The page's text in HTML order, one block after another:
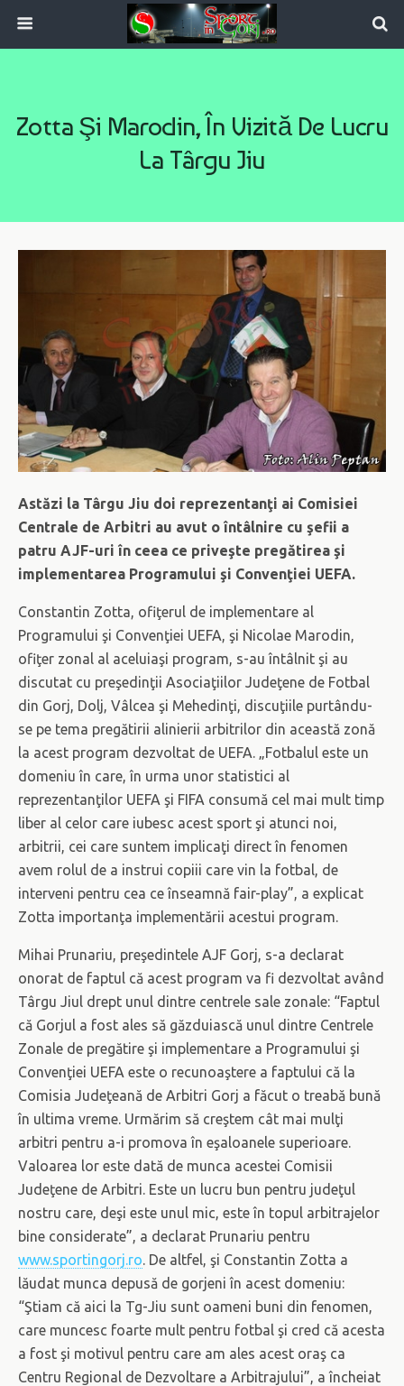
Zotta Şi Marodin, În Vizită De Lucru
La Târgu Jiu
Astăzi la Târgu Jiu doi reprezentanţi ai Comisiei
Centrale de Arbitri au avut o întâlnire cu şefii a
patru AJF-uri în ceea ce priveşte pregătirea şi
implementarea Programului şi Convenţiei UEFA.
Constantin Zotta, ofiţerul de implementare al
Programului şi Convenţiei UEFA, şi Nicolae Marodin,
ofiţer zonal al aceluiaşi program, s-au întâlnit şi au
discutat cu preşedinţii Asociaţiilor Judeţene de Fotbal
din Gorj, Dolj, Vâlcea şi Mehedinţi, discuţiile purtându-
se pe tema pregătirii alinierii arbitrilor din această zonă
la acest program dezvoltat de UEFA. „Fotbalul este un
domeniu în care, în urma unor statistici al
reprezentanţilor UEFA şi FIFA consumă cel mai mult timp
liber al celor care iubesc acest sport şi atunci noi,
arbitrii, cei care suntem implicaţi direct în fenomen
avem rolul de a instrui copiii care vin la fotbal, de
interveni pentru cea ce înseamnă fair-play”, a explicat
Zotta importanţa implementării acestui program.
Mihai Prunariu, preşedintele AJF Gorj, s-a declarat
onorat de faptul că acest program va fi dezvoltat având
Târgu Jiul drept unul dintre centrele sale zonale: “Faptul
că Gorjul a fost ales să găzduiască unul dintre Centrele
Zonale de pregătire şi implementare a Programului şi
Convenţiei UEFA este o recunoaştere a faptului că la
Comisia Judeţeană de Arbitri Gorj a făcut o treabă bună
în ultima vreme. Urmărim să creştem cât mai mulţi
arbitri pentru a-i promova în eşaloanele superioare.
Valoarea lor este dată de munca acestei Comisii
Judeţene de Arbitri. Este un lucru bun pentru judeţul
nostru care, deşi este unul mic, este în topul arbitrajelor
bine considerate”, a declarat Prunariu pentru
www.sportingorj.ro. De altfel, şi Constantin Zotta a
lăudat munca depusă de gorjeni în acest domeniu:
“Ştiam că aici la Tg-Jiu sunt oameni buni din fenomen,
care muncesc foarte mult pentru fotbal şi cred că acesta
a fost şi motivul pentru care am ales acest oraş ca
Centru Regional de Dezvoltare a Arbitrajului”, a încheiat